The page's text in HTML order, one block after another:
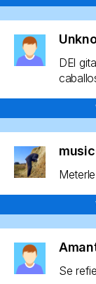
DEl
Se